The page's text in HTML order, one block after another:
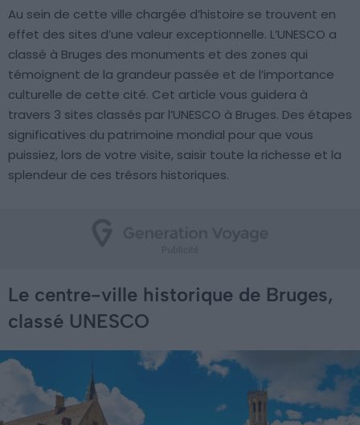
Au sein de cette ville chargée d’histoire se trouvent en
effet des sites d’une valeur exceptionnelle. L’UNESCO a
classé à Bruges des monuments et des zones qui
témoignent de la grandeur passée et de l’importance
culturelle de cette cité. Cet article vous guidera à
travers 3 sites classés par l’UNESCO à Bruges. Des étapes
significatives du patrimoine mondial pour que vous
puissiez, lors de votre visite, saisir toute la richesse et la
splendeur de ces trésors historiques.
Le centre-ville historique de Bruges,
classé UNESCO